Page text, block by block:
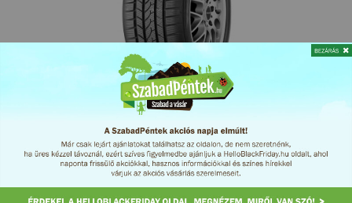
Vásárlási kedvezmény
Autó-motor